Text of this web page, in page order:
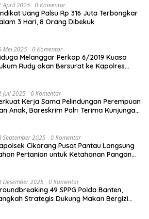
April 2025 0 Komentar
Uang Palsu Rp 316 Juta Terbongkar
3 Hari, 8 Orang Dibekuk
Mei 2025 0 Komentar
Melanggar Perkap 6/2019 Kuasa
Rudy akan Bersurat ke Kapolres
Juli 2025 0 Komentar
Kerja Sama Pelindungan Perempuan
Anak, Bareskrim Polri Terima Kunjungan
September 2025 0 Komentar
Cikarang Pusat Pantau Langsung
Pertanian untuk Ketahanan Pangan
Desember 2025 0 Komentar
49 SPPG Polda Banten,
Strategis Dukung Makan Bergizi